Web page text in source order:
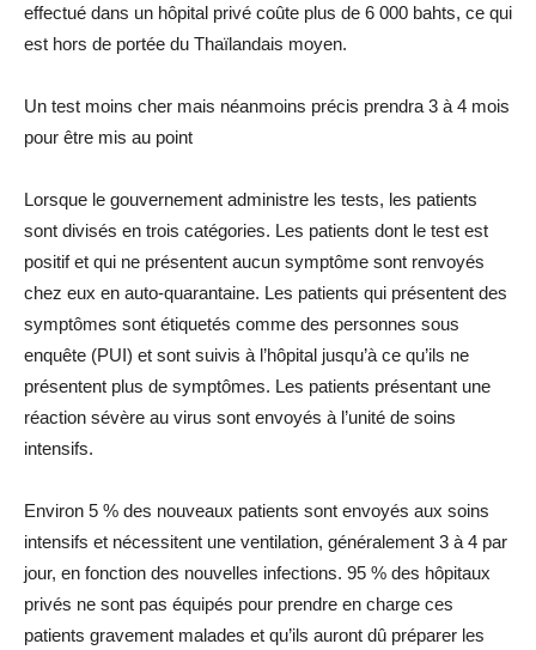
effectué dans un hôpital privé coûte plus de 6 000 bahts, ce qui
est hors de portée du Thaïlandais moyen.
Un test moins cher mais néanmoins précis prendra 3 à 4 mois
pour être mis au point
Lorsque le gouvernement administre les tests, les patients
sont divisés en trois catégories. Les patients dont le test est
positif et qui ne présentent aucun symptôme sont renvoyés
chez eux en auto-quarantaine. Les patients qui présentent des
symptômes sont étiquetés comme des personnes sous
enquête (PUI) et sont suivis à l’hôpital jusqu’à ce qu’ils ne
présentent plus de symptômes. Les patients présentant une
réaction sévère au virus sont envoyés à l’unité de soins
intensifs.
Environ 5 % des nouveaux patients sont envoyés aux soins
intensifs et nécessitent une ventilation, généralement 3 à 4 par
jour, en fonction des nouvelles infections. 95 % des hôpitaux
privés ne sont pas équipés pour prendre en charge ces
patients gravement malades et qu’ils auront dû préparer les